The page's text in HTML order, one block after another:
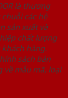
là thương
các hệ
sản xuất và
chất lượng
hàng.
sách bán
về mẫu mã, loại